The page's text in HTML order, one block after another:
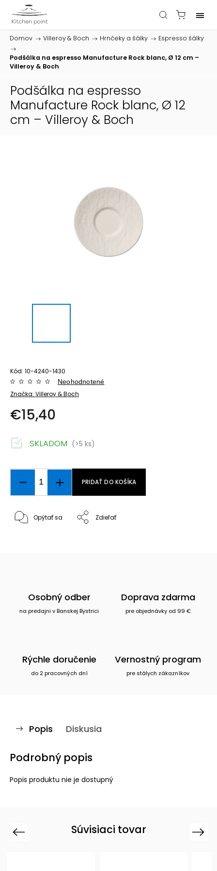
Domov / Villeroy & Boch / Hrnčeky a šálky /
Espresso šálky
/
Podšálka na espresso Manufacture Rock blanc, Ø 12 cm –
Villeroy & Boch
Podšálka na espresso
Manufacture Rock blanc, Ø 12
cm – Villeroy & Boch
Kód: 10-4240-1430
Značka: Villeroy & Boch
Neohodnotené
€15,40
SKLADOM (>5 ks)
PRIDAŤ DO KOŠÍKA
Opýtať sa Zdieľať
Osobný odber
na predajni v Banskej Bystrici
Doprava zdarma
pre objednávky od 99 €
Rýchle doručenie
do 2 pracovných dní
Vernostný program
pre stálych zákazníkov
Popis Diskusia
Podrobný popis
Popis produktu nie je dostupný
Súvisiaci tovar
Previous Next